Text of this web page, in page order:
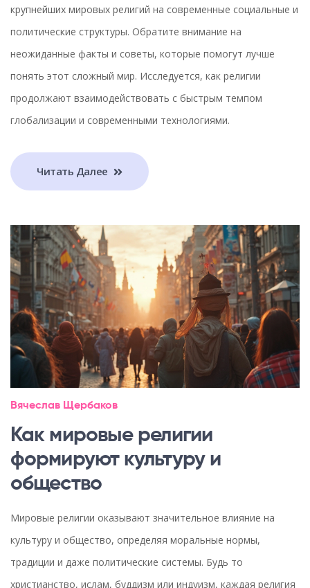
крупнейших мировых религий на современные социальные и
политические структуры. Обратите внимание на
неожиданные факты и советы, которые помогут лучше
понять этот сложный мир. Исследуется, как религии
продолжают взаимодействовать с быстрым темпом
глобализации и современными технологиями.
Читать Далее
Вячеслав Щербаков
Как мировые религии
формируют культуру и
общество
Мировые религии оказывают значительное влияние на
культуру и общество, определяя моральные нормы,
традиции и даже политические системы. Будь то
христианство, ислам, буддизм или индуизм, каждая религия